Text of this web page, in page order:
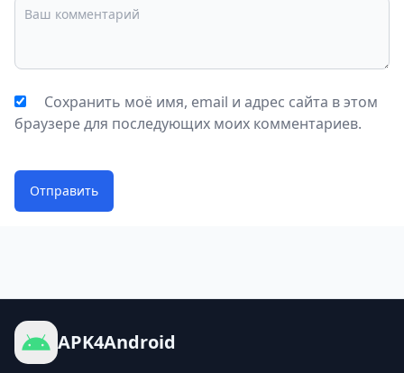
Сохранить моё имя, email и адрес сайта в этом
браузере для последующих моих комментариев.
Отправить
APK4Android